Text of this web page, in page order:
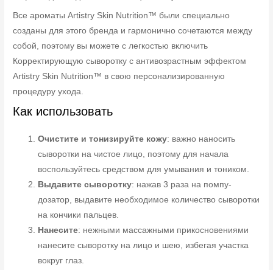
Все ароматы Artistry Skin Nutrition™ были специально
созданы для этого бренда и гармонично сочетаются между
собой, поэтому вы можете с легкостью включить
Корректирующую сыворотку с антивозрастным эффектом
Artistry Skin Nutrition™ в свою персонализированную
процедуру ухода.
Как использовать
Очистите и тонизируйте кожу: важно наносить
сыворотки на чистое лицо, поэтому для начала
воспользуйтесь средством для умывания и тоником.
Выдавите сыворотку: нажав 3 раза на помпу-
дозатор, выдавите необходимое количество сыворотки
на кончики пальцев.
Нанесите: нежными массажными прикосновениями
нанесите сыворотку на лицо и шею, избегая участка
вокруг глаз.